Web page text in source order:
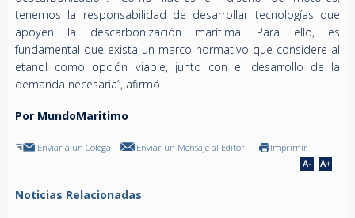
tenemos la responsabilidad de desarrollar tecnologías que
apoyen la descarbonización marítima. Para ello, es
fundamental que exista un marco normativo que considere al
etanol como opción viable, junto con el desarrollo de la
demanda necesaria”, afirmó.
Por MundoMaritimo
Enviar a un Colega Enviar un Mensaje al Editor Imprimir
Noticias Relacionadas